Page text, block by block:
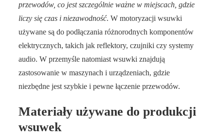
przewodów, co jest szczególnie ważne w miejscach, gdzie
liczy się czas i niezawodność. W motoryzacji wsuwki
używane są do podłączania różnorodnych komponentów
elektrycznych, takich jak reflektory, czujniki czy systemy
audio. W przemyśle natomiast wsuwki znajdują
zastosowanie w maszynach i urządzeniach, gdzie
niezbędne jest szybkie i pewne łączenie przewodów.
Materiały używane do produkcji
wsuwek